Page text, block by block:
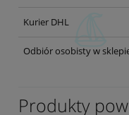
Kurier DHL
Odbiór osobisty w
Produkty